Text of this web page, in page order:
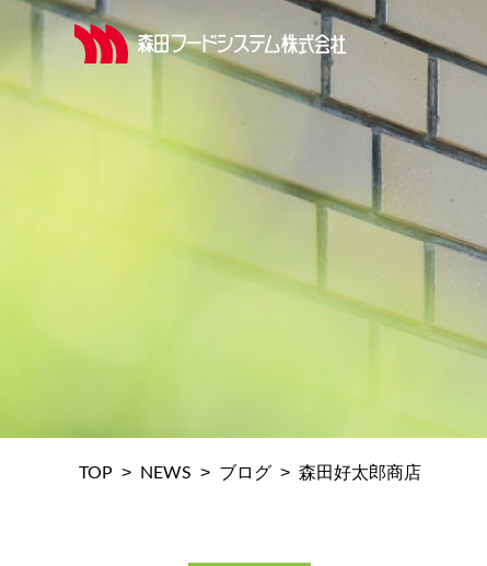
TOP > NEWS > ブログ > 森田好太郎商店